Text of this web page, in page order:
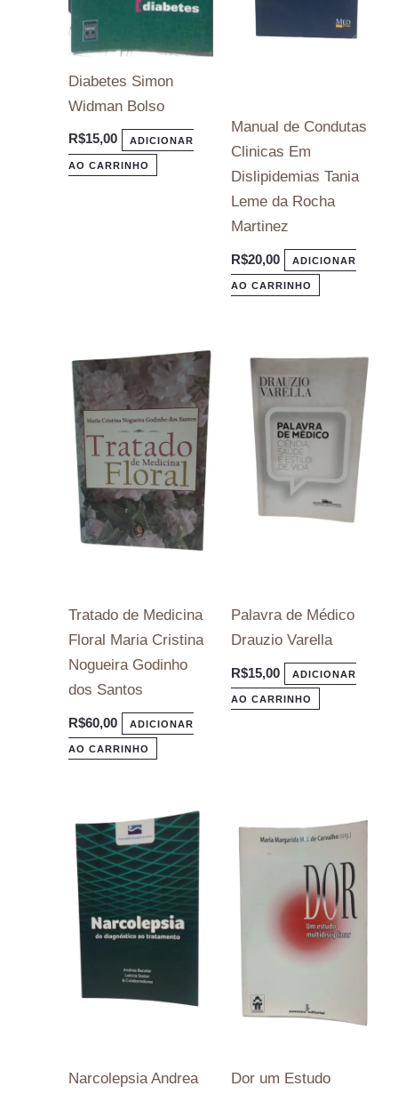
Diabetes Simon
Widman Bolso
R$15,00 ADICIONAR
AO CARRINHO
Manual de Condutas
Clinicas Em
Dislipidemias Tania
Leme da Rocha
Martinez
R$20,00 ADICIONAR
AO CARRINHO
Tratado de Medicina
Floral Maria Cristina
Nogueira Godinho
dos Santos
R$60,00 ADICIONAR
AO CARRINHO
Palavra de Médico
Drauzio Varella
R$15,00 ADICIONAR
AO CARRINHO
Narcolepsia Andrea
Dor um Estudo